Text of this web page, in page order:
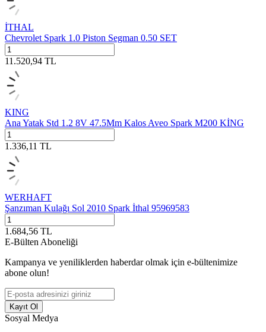
İTHAL
Chevrolet Spark 1.0 Piston Segman 0.50 SET
11.520,94 TL
KING
Ana Yatak Std 1.2 8V 47.5Mm Kalos Aveo Spark M200 KİNG
1.336,11 TL
WERHAFT
Şanzıman Kulağı Sol 2010 Spark İthal 95969583
1.684,56 TL
E-Bülten Aboneliği
Kampanya ve yeniliklerden haberdar olmak için e-bültenimize
abone olun!
Kayıt Ol
Sosyal Medya